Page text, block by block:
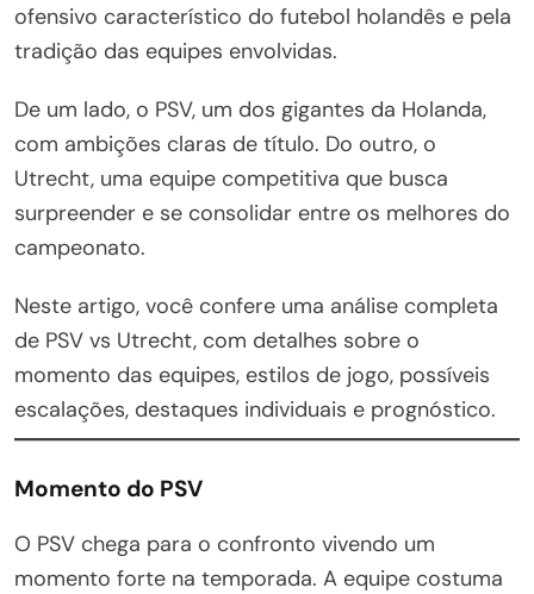
ofensivo característico do futebol holandês e pela
tradição das equipes envolvidas.
De um lado, o PSV, um dos gigantes da Holanda,
com ambições claras de título. Do outro, o
Utrecht, uma equipe competitiva que busca
surpreender e se consolidar entre os melhores do
campeonato.
Neste artigo, você confere uma análise completa
de PSV vs Utrecht, com detalhes sobre o
momento das equipes, estilos de jogo, possíveis
escalações, destaques individuais e prognóstico.
Momento do PSV
O PSV chega para o confronto vivendo um
momento forte na temporada. A equipe costuma